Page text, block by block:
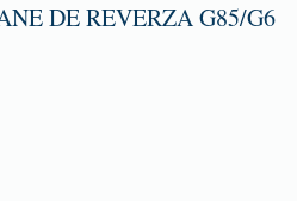
DE REVERZA G85/G6